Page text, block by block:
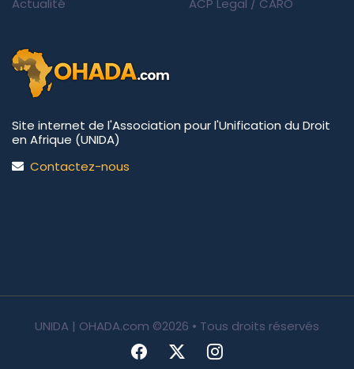
Actualité
ACP Legal / CARO
Site internet de l'Association pour l'Unification du Droit
en Afrique (UNIDA)
Contactez-nous
UNIDA | OHADA.com ©2026 • Tous droits réservés